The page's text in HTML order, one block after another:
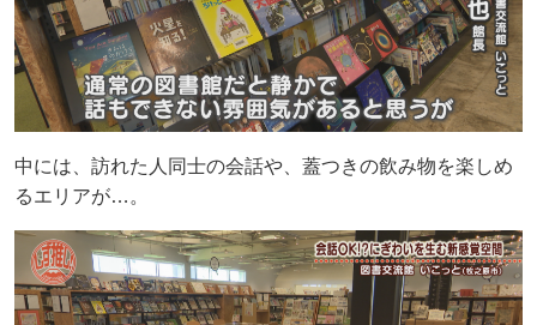
中には、訪れた人同士の会話や、蓋つきの飲み物を楽しめ
るエリアが…。